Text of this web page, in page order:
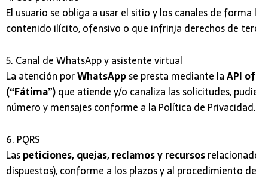
El usuario se obliga a usar el sitio y los canales de
contenido ilícito, ofensivo o que infrinja derechos de
5. Canal de WhatsApp y asistente virtual
La atención porWhatsAppse presta mediante laAPI
(“Fátima”)que atiende y/o canaliza las solicitudes,
número y mensajes conforme a la Política de
6. PQRS
Laspeticiones, quejas, reclamos y recursos
dispuestos), conforme a los plazos y al procedimiento